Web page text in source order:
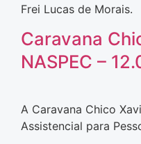
Frei Lucas de Morais.
Caravana
NASPEC –
A Caravana Chico
Assistencial para